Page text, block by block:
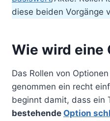
diese beiden Vorgänge
Wie wird eine
Das Rollen von
genommen ein recht
beginnt damit, dass ein
bestehende Option